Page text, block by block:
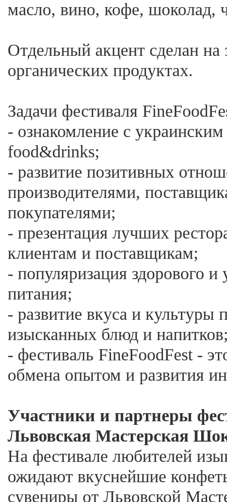
масло, вино, кофе, шоколад,
Отдельный акцент сделан на
органических продуктах.
Задачи фестиваля
- ознакомление с
food&drinks;
- развитие позитивных
производителями,
покупателями;
- презентация лучших
клиентам и поставщикам;
- популяризация здорового и
питания;
- развитие вкуса и культуры
изысканных блюд и
- фестиваль FineFoodFest -
обмена опытом и развития
Участники и партнеры
Львовская Мастерская
На фестивале любителей
ожидают вкуснейшие
сувениры от Львовской